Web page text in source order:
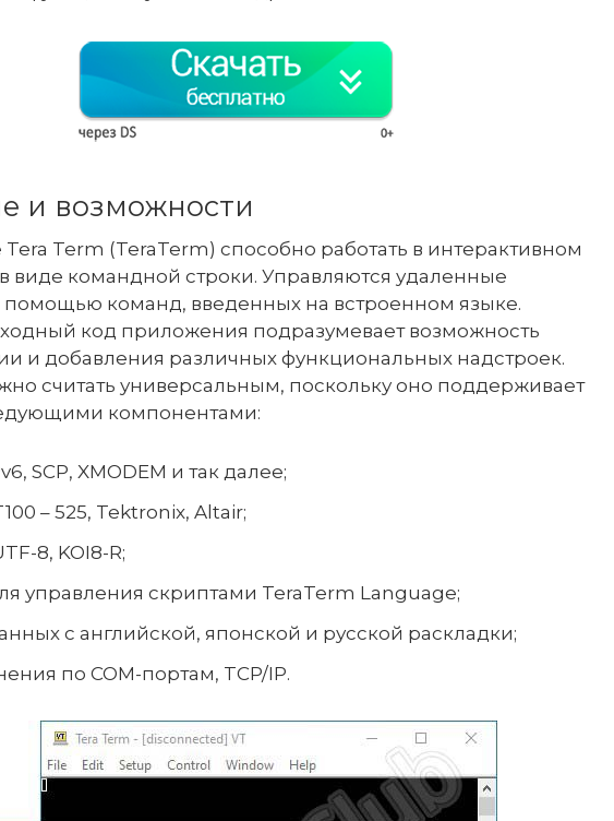
и возможности
Term (TeraTerm) способно работать в интерактивном
виде командной строки. Управляются удаленные
команд, введенных на встроенном языке.
код приложения подразумевает возможность
и добавления различных функциональных надстроек.
считать универсальным, поскольку оно поддерживает
компонентами:
SCP, XMODEM и так далее;
– 525, Tektronix, Altair;
8, KOI8-R;
управления скриптами TeraTerm Language;
с английской, японской и русской раскладки;
по COM-портам, TCP/IP.